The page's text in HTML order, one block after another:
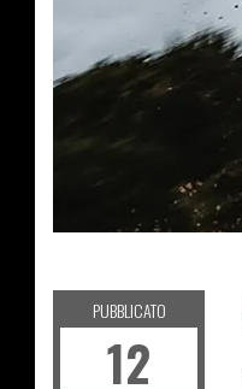
PUBBLICATO
12